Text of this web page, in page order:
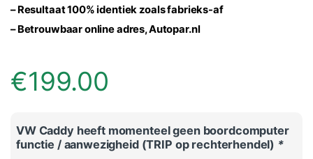
– Resultaat 100% identiek zoals fabrieks-af
–Betrouwbaar online adres, Autopar.nl
€199.00
VW Caddy heeft momenteel geen boordcomputer
functie / aanwezigheid (TRIP op rechterhendel) *